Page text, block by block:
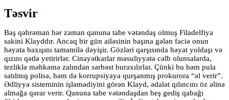
Təsvir
Baş qəhrəman hər zaman qanuna tabe vətəndaş olmuş Filadelfiya
sakini Klayddır. Ancaq bir gün ailəsinin başına gələn faciə onun
həyata baxışını tamamilə dəyişir. Gözləri qarşısında həyat yoldaşı və
qızını qətlə yetirirlər. Cinayətkarlar məsuliyyətə cəlb olunsalarda,
tezliklə məhkəmə zalından sərbəst buraxılırlar. Çünki bu həm pula
satılmış polisə, həm də korrupsiyaya qurşanmış prokurora “əl verir”.
Ədliyyə sisteminin işləmədiyini görən Klayd, ədalət qılıncını öz əlinə
almağa qərar verir. Qanuna tabe vətəndaşdan beş gediş qabağı